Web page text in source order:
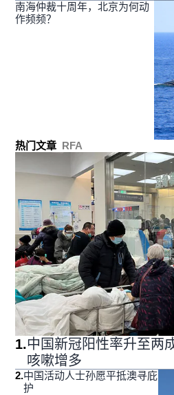
南海仲裁十周年，北京为何动
作频频？
热门文章 RFA
1.中国新冠阳性率升至
咳嗽增多
2.中国活动人士孙愿平抵澳寻庇
护